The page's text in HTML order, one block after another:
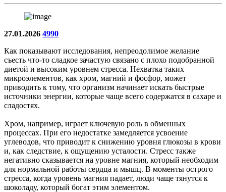
27.01.2026 4990
Как показывают исследования, непреодолимое желание
съесть что-то сладкое зачастую связано с плохо подобранной
диетой и высоким уровнем стресса. Нехватка таких
микроэлементов, как хром, магний и фосфор, может
приводить к тому, что организм начинает искать быстрые
источники энергии, которые чаще всего содержатся в сахаре и
сладостях.
Хром, например, играет ключевую роль в обменных
процессах. При его недостатке замедляется усвоение
углеводов, что приводит к снижению уровня глюкозы в крови
и, как следствие, к ощущению усталости. Стресс также
негативно сказывается на уровне магния, который необходим
для нормальной работы сердца и мышц. В моменты острого
стресса, когда уровень магния падает, люди чаще тянутся к
шоколаду, который богат этим элементом.